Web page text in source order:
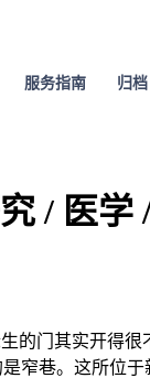
服务指南 归档
/ 医学
的门其实开得
巷。这所位